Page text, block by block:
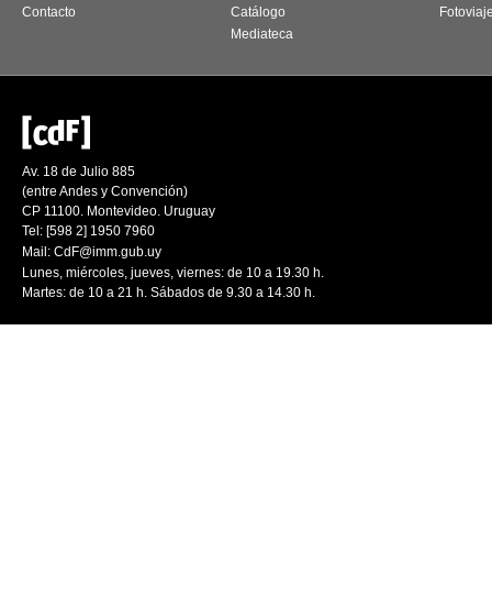
Contacto
Catálogo
Mediateca
Av. 18 de Julio 885
(entre Andes y Convención)
CP 11100. Montevideo. Uruguay
Tel: [598 2] 1950 7960
Mail: CdF@imm.gub.uy
Lunes, miércoles, jueves, viernes: de 10 a 19.30 h.
Martes: de 10 a 21 h. Sábados de 9.30 a 14.30 h.